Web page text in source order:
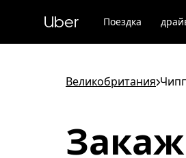
к
Uber Поездка
Великобритания>